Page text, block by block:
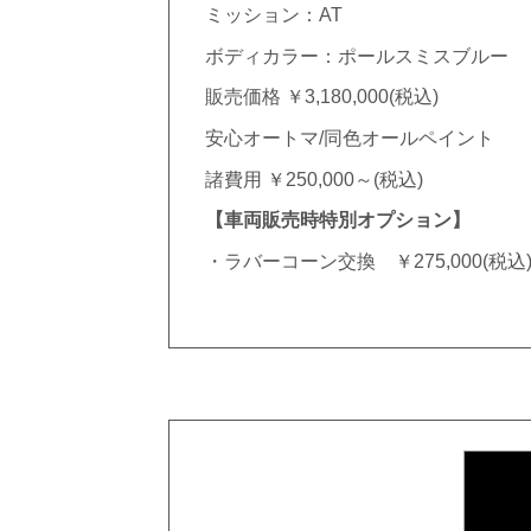
ミッション：AT
ボディカラー：ポールスミスブルー
販売価格 ￥3,180,000(税込)
安心オートマ/同色オールペイント
諸費用 ￥250,000～(税込)
【車両販売時特別オプション】
・ラバーコーン交換 ￥275,000(税込)